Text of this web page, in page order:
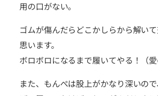
用の口がない。
ゴムが傷んだらどこかしらから解い
思います。
ボロボロになるまで履いてやる！（愛
また、もんぺは股上がかなり深いの